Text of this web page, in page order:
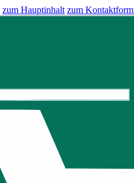
zum Hauptinhalt zum